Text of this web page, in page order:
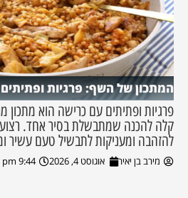
המתכון של השף: פרגיות
פרגיות ופתיתים עם כרישה הוא
קלה להכנה שמתבשלת בסיר אחד.
להזהבה ומעניקות לתבשיל טעם עשיר
מירב בן יאיר אוגוסט 4, 2026 9:44 pm